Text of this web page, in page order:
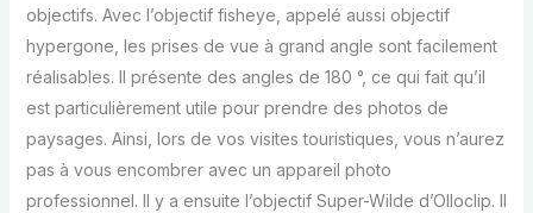
objectifs. Avec l’objectif fisheye, appelé aussi objectif
hypergone, les prises de vue à grand angle sont facilement
réalisables. Il présente des angles de 180 °, ce qui fait qu’il
est particulièrement utile pour prendre des photos de
paysages. Ainsi, lors de vos visites touristiques, vous n’aurez
pas à vous encombrer avec un appareil photo
professionnel. Il y a ensuite l’objectif Super-Wilde d’Olloclip. Il